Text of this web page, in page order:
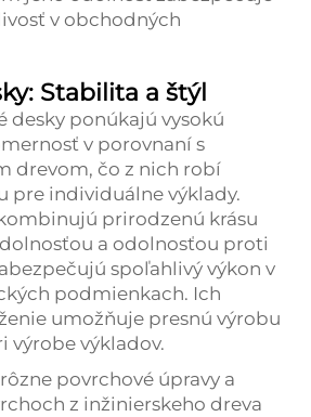
v obchodných
Stabilita a štýl
desky ponúkajú vysokú
v porovnaní s
drevom, čo z nich robí
pre individuálne výklady.
prirodzenú krásu
a odolnosťou proti
spoľahlivý výkon v
podmienkach. Ich
umožňuje presnú výrobu
výrobe výkladov.
povrchové úpravy a
z inžinierskeho dreva